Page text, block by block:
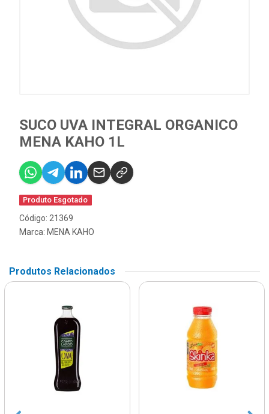
SUCO UVA INTEGRAL ORGANICO
MENA KAHO 1L
Produto Esgotado
Código: 21369
Marca: MENA KAHO
Produtos Relacionados